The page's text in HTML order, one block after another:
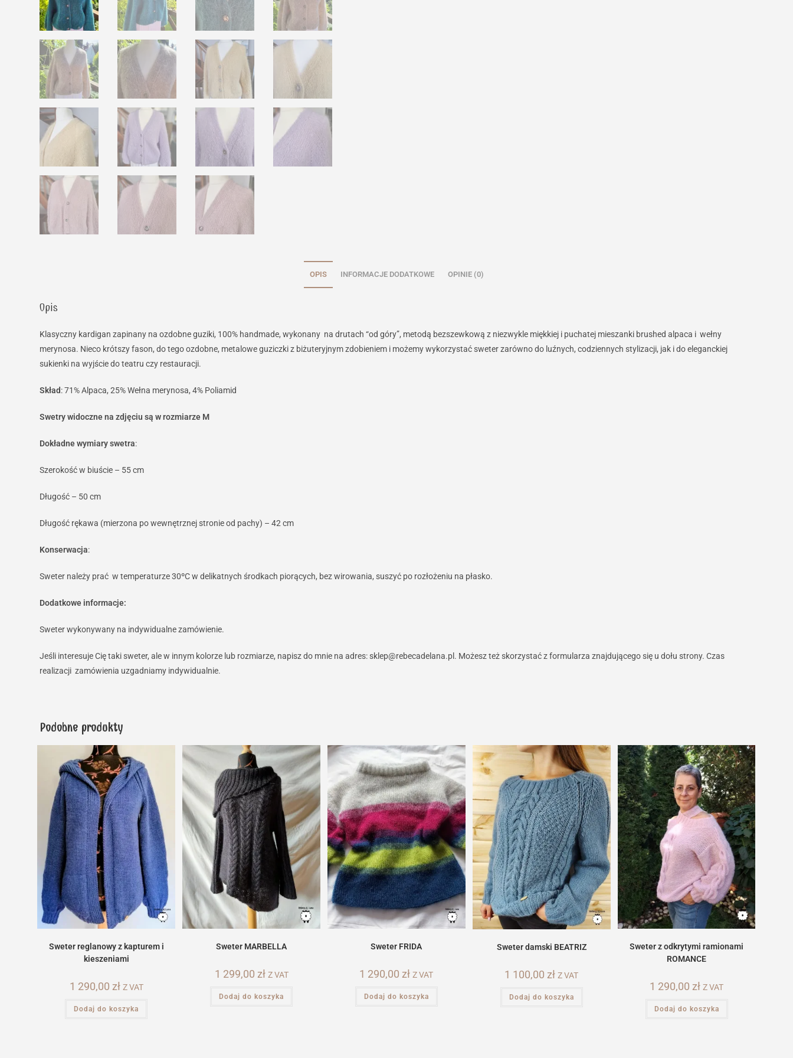
OPIS INFORMACJE DODATKOWE OPINIE (0)
Opis
Klasyczny kardigan zapinany na ozdobne guziki, 100% handmade, wykonany na drutach “od góry”, metodą bezszewkową z niezwykle miękkiej i puchatej mieszanki brushed alpaca i wełny
merynosa. Nieco krótszy fason, do tego ozdobne, metalowe guziczki z biżuteryjnym zdobieniem i możemy wykorzystać sweter zarówno do luźnych, codziennych stylizacji, jak i do eleganckiej
sukienki na wyjście do teatru czy restauracji.
Skład: 71% Alpaca, 25% Wełna merynosa, 4% Poliamid
Swetry widoczne na zdjęciu są w rozmiarze M
Dokładne wymiary swetra:
Szerokość w biuście – 55 cm
Długość – 50 cm
Długość rękawa (mierzona po wewnętrznej stronie od pachy) – 42 cm
Konserwacja:
Sweter należy prać w temperaturze 30ºC w delikatnych środkach piorących, bez wirowania, suszyć po rozłożeniu na płasko.
Dodatkowe informacje:
Sweter wykonywany na indywidualne zamówienie.
Jeśli interesuje Cię taki sweter, ale w innym kolorze lub rozmiarze, napisz do mnie na adres: sklep@rebecadelana.pl. Możesz też skorzystać z formularza znajdującego się u dołu strony. Czas
realizacji zamówienia uzgadniamy indywidualnie.
Podobne produkty
Sweter reglanowy z kapturem i
kieszeniami
1 290,00 zł Z VAT
Dodaj do koszyka
Sweter MARBELLA
1 299,00 zł Z VAT
Dodaj do koszyka
Sweter FRIDA
1 290,00zł Z VAT
Dodaj do koszyka
Sweter damski BEATRIZ
1 100,00 zł Z VAT
Dodaj do koszyka
Sweter z odkrytymi ramionami
ROMANCE
1 290,00zł Z VAT
Dodaj do koszyka